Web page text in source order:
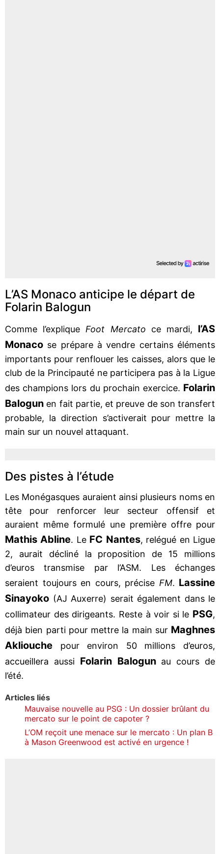
L’AS Monaco anticipe le départ de
Folarin Balogun
Comme l’explique Foot Mercato ce mardi, l’AS
Monaco se prépare à vendre certains éléments
importants pour renflouer les caisses, alors que le
club de la Principauté ne participera pas à la Ligue
des champions lors du prochain exercice. Folarin
Balogun en fait partie, et preuve de son transfert
probable, la direction s’activerait pour mettre la
main sur un nouvel attaquant.
Des pistes à l’étude
Les Monégasques auraient ainsi plusieurs noms en
tête pour renforcer leur secteur offensif et
auraient même formulé une première offre pour
Mathis Abline. Le FC Nantes, relégué en Ligue
2, aurait décliné la proposition de 15 millions
d’euros transmise par l’ASM. Les échanges
seraient toujours en cours, précise FM. Lassine
Sinayoko (AJ Auxerre) serait également dans le
collimateur des dirigeants. Reste à voir si le PSG,
déjà bien parti pour mettre la main sur Maghnes
Akliouche pour environ 50 millions d’euros,
accueillera aussi Folarin Balogunau cours de
l’été.
Articles liés
Mauvaise nouvelle au PSG : Un dossier brûlant du
mercato sur le point de capoter ?
L’OM reçoit une menace sur le mercato : Un plan B
à Mason Greenwood est activé en urgence !